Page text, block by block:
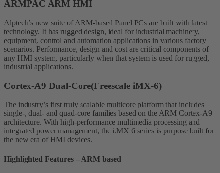
ARMPAC ARM HMI
Alptech’s new suite of ARM-based Panel PCs are built with latest
technology. It has rugged design, ideal for industrial machinery,
equipment, control and automation applications in various factory
scenarios. Performance, design and cost are critical components of
any HMI system, particularly when that system is used for rugged,
industrial applications.
Cortex-A9 Dual-Core(Freescale iMX-6)
The industry’s first truly scalable multicore platform that includes
single-, dual- and quad-core families based on the ARM Cortex-A9
architecture. With high-performance multimedia processing and
integrated power management, the i.MX 6 series is purpose built for
the new era of HMI devices.
Highlighted Features – ARM based